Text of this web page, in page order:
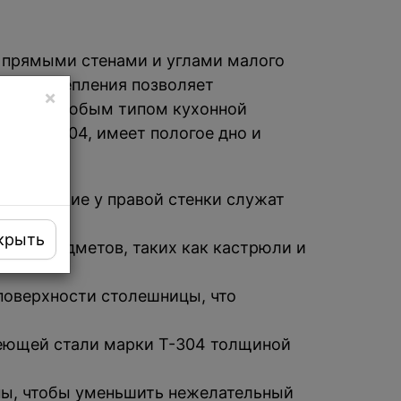
×
стенами и углами малого
крепления позволяет
с любым типом кухонной
T304, имеет пологое дно и
у правой стенки служат
предметов, таких как кастрюли и
столешницы, что
стали марки Т-304 толщиной
чтобы уменьшить нежелательный